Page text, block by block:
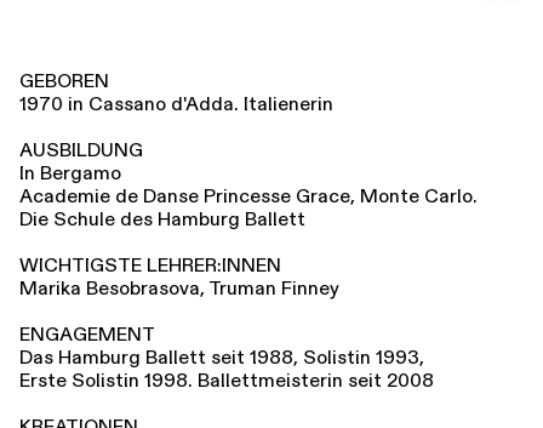
GEBOREN
1970 in Cassano d'Adda. Italienerin
AUSBILDUNG
In Bergamo
Academie de Danse Princesse Grace, Monte Carlo.
Die Schule des Hamburg Ballett
WICHTIGSTE LEHRER:INNEN
Marika Besobrasova, Truman Finney
ENGAGEMENT
Das Hamburg Ballett seit 1988, Solistin 1993,
Erste Solistin 1998. Ballettmeisterin seit 2008